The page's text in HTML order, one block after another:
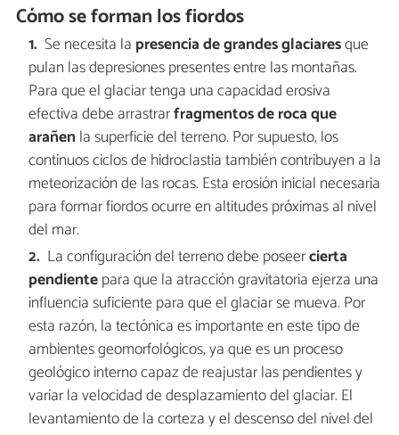
Cómo se forman los fiordos
Se necesita la presencia de grandes glaciaresque
pulan las depresiones presentes entre las montañas.
Para que el glaciar tenga una capacidad erosiva
efectiva debe arrastrarfragmentos de roca que
arañen la superficie del terreno. Por supuesto, los
continuos ciclos de hidroclastia también contribuyen a la
meteorización de las rocas. Esta erosión inicial necesaria
para formar fiordos ocurre en altitudes próximas al nivel
del mar.
La configuración del terreno debe poseercierta
pendientepara que la atracción gravitatoria ejerza una
influencia suficiente para que el glaciar se mueva. Por
esta razón, la tectónica es importante en este tipo de
ambientes geomorfológicos, ya que es un proceso
geológico interno capaz de reajustar las pendientes y
variar la velocidad de desplazamiento del glaciar. El
levantamiento de la corteza y el descenso del nivel del